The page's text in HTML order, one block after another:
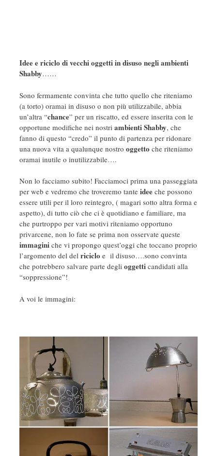
Idee e riciclo di vecchi oggetti in disuso negli ambienti
Shabby……
Sono fermamente convinta che tutto quello che riteniamo
(a torto) oramai in disuso o non più utilizzabile, abbia
un’altra “chance” per un riscatto, ed essere inserita con le
opportune modifiche nei nostri ambienti Shabby, che
fanno di questo “credo” il punto di partenza per ridonare
una nuova vita a qualunque nostro oggetto che riteniamo
oramai inutile o inutilizzabile….
Non lo facciamo subito! Facciamoci prima una passeggiata
per web e vedremo che troveremo tante idee che possono
essere utili per il loro reintegro, ( magari sotto altra forma e
aspetto), di tutto ciò che ci è quotidiano e familiare, ma
che purtroppo per vari motivi riteniamo opportuno
privarcene, non lo fate se prima non osservate queste
immagini che vi propongo quest’oggi che toccano proprio
l’argomento del del riciclo e il disuso….sono convinta
che potrebbero salvare parte degli oggetti candidati alla
“soppressione”!
A voi le immagini: